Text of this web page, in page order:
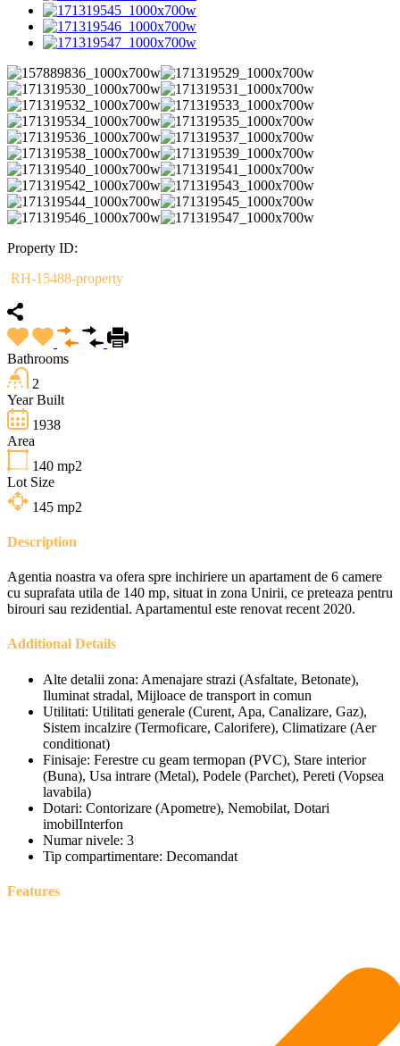
Property ID:
RH-15488-property
Bathrooms
2
Year Built
1938
Area
140 mp2
Lot Size
145 mp2
Description
Agentia noastra va ofera spre inchiriere un apartament de 6 camere
cu suprafata utila de 140 mp, situat in zona Unirii, ce preteaza pentru
birouri sau rezidential. Apartamentul este renovat recent 2020.
Additional Details
Alte detalii zona: Amenajare strazi (Asfaltate, Betonate),
Iluminat stradal, Mijloace de transport in comun
Utilitati: Utilitati generale (Curent, Apa, Canalizare, Gaz),
Sistem incalzire (Termoficare, Calorifere), Climatizare (Aer
conditionat)
Finisaje: Ferestre cu geam termopan (PVC), Stare interior
(Buna), Usa intrare (Metal), Podele (Parchet), Pereti (Vopsea
lavabila)
Dotari: Contorizare (Apometre), Nemobilat, Dotari
imobilInterfon
Numar nivele: 3
Tip compartimentare: Decomandat
Features